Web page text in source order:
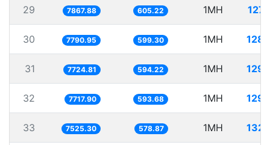
29 7867.88 605.22 1MH
30 7790.95 599.30 1MH
31 7724.81 594.22 1MH
32 7717.90 593.68 1MH
33 7525.30 578.87 1MH